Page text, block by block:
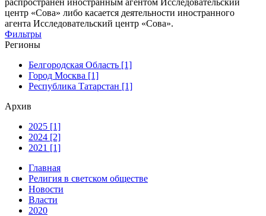
распространен иностранным агентом Исследовательский
центр «Сова» либо касается деятельности иностранного
агента Исследовательский центр «Сова».
Фильтры
Регионы
Белгородская Область [1]
Город Москва [1]
Республика Татарстан [1]
Архив
2025 [1]
2024 [2]
2021 [1]
Главная
Религия в светском обществе
Новости
Власти
2020